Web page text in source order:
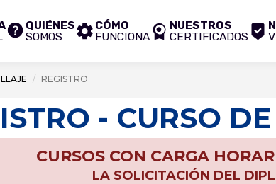
QUIÉNES
SOMOS
CÓMO
FUNCIONA
NUESTROS
CERTIFICADOS
REGISTRO
- CURSO
CURSOS CON CARGA
LA SOLICITACIÓN DEL